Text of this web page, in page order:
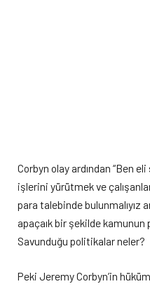
Corbyn olay ardından “Ben
işlerini yürütmek ve
para talebinde bulunmalıyız
apaçaık bir şekilde kamunun
Savunduğu politikalar neler?
Peki Jeremy Corbyn’in